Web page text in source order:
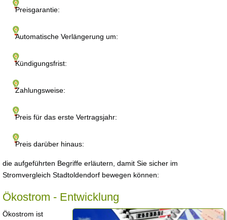
Preisgarantie:
Automatische Verlängerung um:
Kündigungsfrist:
Zahlungsweise:
Preis für das erste Vertragsjahr:
Preis darüber hinaus:
die aufgeführten Begriffe erläutern, damit Sie sicher im
Stromvergleich Stadtoldendorf bewegen können:
Ökostrom - Entwicklung
Ökostrom ist